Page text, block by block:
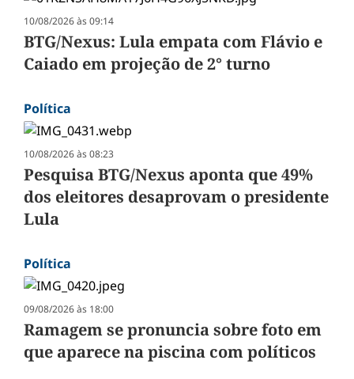
10/08/2026 às 09:14
BTG/Nexus: Lula empata com Flávio e
Caiado em projeção de 2° turno
Política
10/08/2026 às 08:23
Pesquisa BTG/Nexus aponta que 49%
dos eleitores desaprovam o presidente
Lula
Política
09/08/2026 às 18:00
Ramagem se pronuncia sobre foto em
que aparece na piscina com políticos